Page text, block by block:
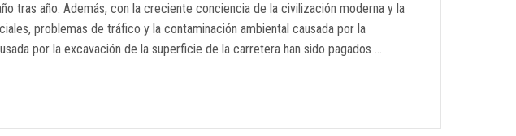
tras año. Además, con la creciente conciencia de la civilización moderna y la
problemas de tráfico y la contaminación ambiental causada por la
por la excavación de la superficie de la carretera han sido pagados …